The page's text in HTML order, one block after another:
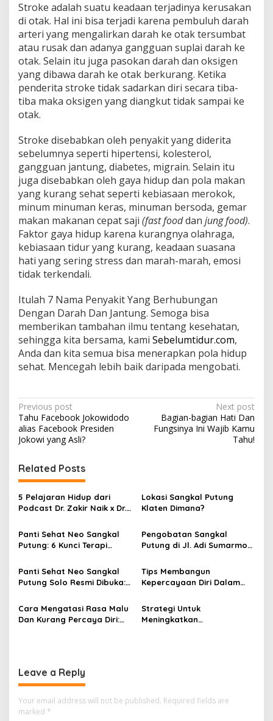
Stroke adalah suatu keadaan terjadinya kerusakan
di otak. Hal ini bisa terjadi karena pembuluh darah
arteri yang mengalirkan darah ke otak tersumbat
atau rusak dan adanya gangguan suplai darah ke
otak. Selain itu juga pasokan darah dan oksigen
yang dibawa darah ke otak berkurang. Ketika
penderita stroke tidak sadarkan diri secara tiba-
tiba maka oksigen yang diangkut tidak sampai ke
otak.
Stroke disebabkan oleh penyakit yang diderita
sebelumnya seperti hipertensi, kolesterol,
gangguan jantung, diabetes, migrain. Selain itu
juga disebabkan oleh gaya hidup dan pola makan
yang kurang sehat seperti kebiasaan merokok,
minum minuman keras, minuman bersoda, gemar
makan makanan cepat saji (fast fooddan jung food).
Faktor gaya hidup karena kurangnya olahraga,
kebiasaan tidur yang kurang, keadaan suasana
hati yang sering stress dan marah-marah, emosi
tidak terkendali.
Itulah 7 Nama Penyakit Yang Berhubungan
Dengan Darah Dan Jantung. Semoga bisa
memberikan tambahan ilmu tentang kesehatan,
sehingga kita bersama, kami Sebelumtidur.com,
Anda dan kita semua bisa menerapkan pola hidup
sehat. Mencegah lebih baik daripada mengobati.
P
o
s
t
n
a
v
i
g
t
o
Previous post
Tahu Facebook Jokowidodo
alias Facebook Presiden
Jokowi yang Asli?
Next post
Bagian-bagian Hati Dan
Fungsinya Ini Wajib Kamu
Tahu!
Related Posts
5 Pelajaran Hidup dari
Podcast Dr. Zakir Naik x Dr.
Viral
Lokasi Sangkal Putung
Klaten Dimana?
Panti Sehat Neo Sangkal
Putung: 6 Kunci Terapi
Kaidah Untuk Dislokasi
Tulang
Pengobatan Sangkal
Putung di Jl. Adi Sumarmo
Buka 24 Jam
Panti Sehat Neo Sangkal
Putung Solo Resmi Dibuka:
Terpelihara Enam Generasi
Tips Membangun
Kepercayaan Diri Dalam
Rahasia Sukses dalam
Berinteraksi
Cara Mengatasi Rasa Malu
Dan Kurang Percaya Diri:
Strategi Untuk
Meningkatkan
Leave a Reply
Your email address will not be published. Required fields are
marked *